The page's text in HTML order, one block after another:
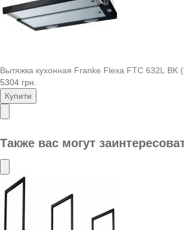
Вытяжка кухонная Franke Flexa FTC 632L BK
5304 грн.
Купити
Также вас могут